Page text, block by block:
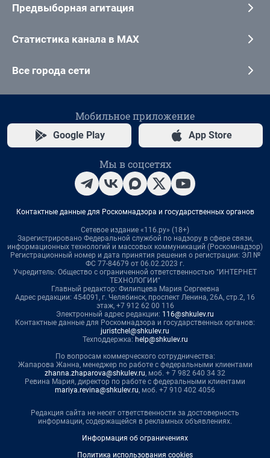
Предвыборная агитация
Статистика канала в MAX
Все города сети
Мобильное приложение
Google Play App Store
Мы в соцсетях
Контактные данные для Роскомнадзора и государственных органов
Сетевое издание «116.ру» (18+)
Зарегистрировано Федеральной службой по надзору в сфере связи,
информационных технологий и массовых коммуникаций (Роскомнадзор)
Регистрационный номер и дата принятия решения о регистрации: ЭЛ №
ФС 77-84679 от 06.02.2023 г.
Учредитель: Общество с ограниченной ответственностью "ИНТЕРНЕТ
ТЕХНОЛОГИИ"
Главный редактор: Филипцева Мария Сергеевна
Адрес редакции: 454091, г. Челябинск, проспект Ленина, 26А, стр.2, 16
этаж, +7 912 62 00 116
Электронный адрес редакции: 116@shkulev.ru
Контактные данные для Роскомнадзора и государственных органов:
juristchel@shkulev.ru
Техподдержка: help@shkulev.ru
По вопросам коммерческого сотрудничества:
Жапарова Жанна, менеджер по работе с федеральными клиентами
zhanna.zhaparova@shkulev.ru, моб. + 7 982 640 34 32
Ревина Мария, директор по работе с федеральными клиентами
mariya.revina@shkulev.ru, моб. +7 910 402 4056
Редакция сайта не несет ответственности за достоверность
информации, содержащейся в рекламных объявлениях.
Информация об ограничениях
Политика использования cookies